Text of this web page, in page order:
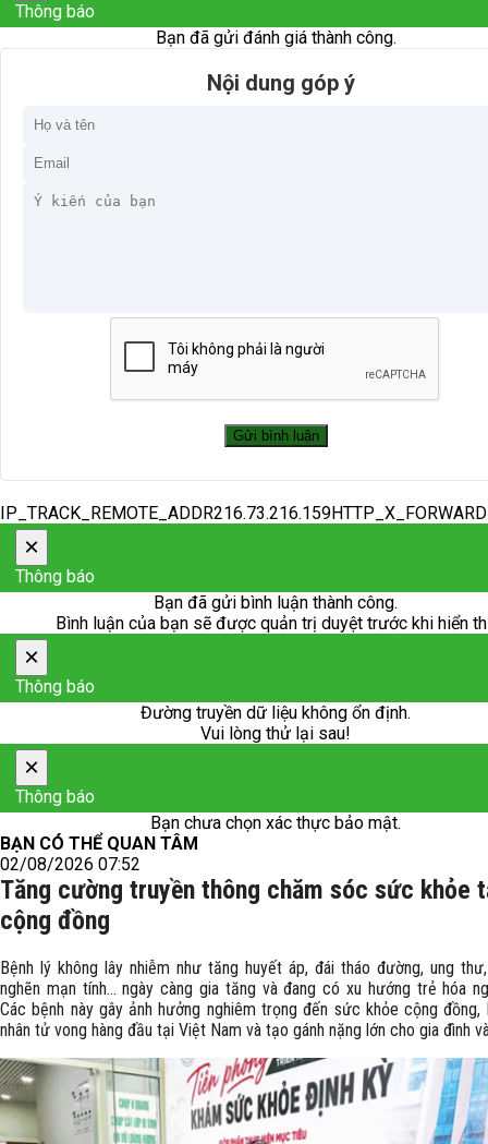
Thông báo
Bạn đã gửi đánh giá thành công.
Nội dung góp ý
×
Thông báo
Bạn đã gửi bình luận thành công.
Bình luận của bạn sẽ được quản trị duyệt trước khi hiển
×
Thông báo
Đường truyền dữ liệu không ổn định.
Vui lòng thử lại sau!
×
Thông báo
Bạn chưa chọn xác thực bảo mật.
BẠN CÓ THỂ QUAN TÂM
02/08/2026 07:52
Tăng cường truyền thông chăm sóc sức khỏe
cộng đồng
Bệnh lý không lây nhiễm như tăng huyết áp, đái tháo đường, ung
nghẽn mạn tính… ngày càng gia tăng và đang có xu hướng trẻ hóa
Các bệnh này gây ảnh hưởng nghiêm trọng đến sức khỏe cộng đồng,
nhân tử vong hàng đầu tại Việt Nam và tạo gánh nặng lớn cho gia đình